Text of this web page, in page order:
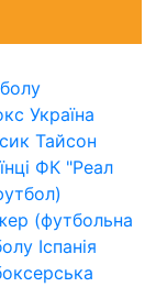
Україна
Тайсон
ФК "Реал
(футбольна
Іспанія